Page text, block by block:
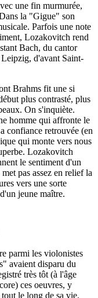
une fin murmurée,
la "Gigue" son
Parfois une note
Lozakovitch rend
Bach, du cantor
d'avant Saint-
Brahms fit une si
plus contrasté, plus
On s'inquiète.
homme qui affronte le
confiance retrouvée (en
qui monte vers nous
Lozakovitch
le sentiment d'un
pas assez en relief la
vers une sorte
jeune maître.
parmi les violonistes
avaient disparu du
très tôt (à l'âge
ces oeuvres, y
tout le long de sa vie.